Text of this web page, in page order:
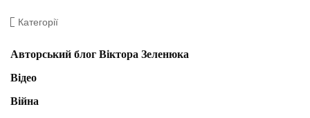
Категорії
Авторський блог Віктора Зеленюка
Відео
Війна